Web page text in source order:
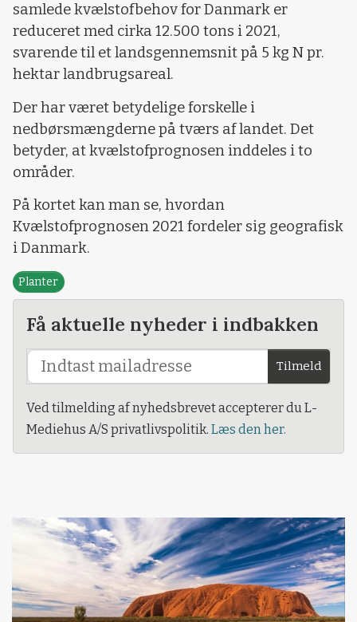
samlede kvælstofbehov for Danmark er
reduceret med cirka 12.500 tons i 2021,
svarende til et landsgennemsnit på 5 kg N pr.
hektar landbrugsareal.
Der har været betydelige forskelle i
nedbørsmængderne på tværs af landet. Det
betyder, at kvælstofprognosen inddeles i to
områder.
På kortet kan man se, hvordan
Kvælstofprognosen 2021 fordeler sig geografisk
i Danmark.
Planter
Få aktuelle nyheder i indbakken
Tilmeld
Ved tilmelding af nyhedsbrevet accepterer du L-
Mediehus A/S privatlivspolitik. Læs den her.